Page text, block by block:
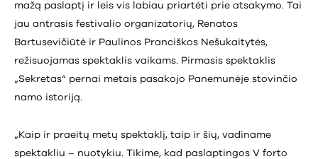
mažą paslaptį ir leis vis labiau priartėti prie atsakymo. Tai
jau antrasis festivalio organizatorių, Renatos
Bartusevičiūtė ir Paulinos Pranciškos Nešukaitytės,
režisuojamas spektaklis vaikams. Pirmasis spektaklis
„Sekretas“ pernai metais pasakojo Panemunėje stovinčio
namo istoriją.
„Kaip ir praeitų metų spektaklį, taip ir šių, vadiname
spektakliu – nuotykiu. Tikime, kad paslaptingos V forto